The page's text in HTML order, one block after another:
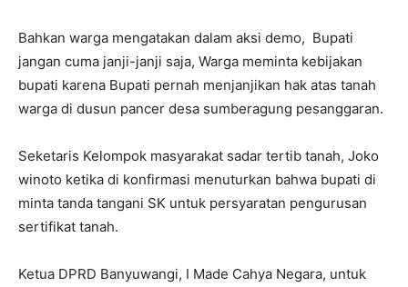
Bahkan warga mengatakan dalam aksi demo, Bupati
jangan cuma janji-janji saja, Warga meminta kebijakan
bupati karena Bupati pernah menjanjikan hak atas tanah
warga di dusun pancer desa sumberagung pesanggaran.
Seketaris Kelompok masyarakat sadar tertib tanah, Joko
winoto ketika di konfirmasi menuturkan bahwa bupati di
minta tanda tangani SK untuk persyaratan pengurusan
sertifikat tanah.
Ketua DPRD Banyuwangi, I Made Cahya Negara, untuk